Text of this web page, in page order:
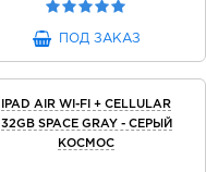
ПОД ЗАКАЗ
IPAD AIR WI-FI + CELLULAR
32GB SPACE GRAY - СЕРЫЙ
КОСМОС